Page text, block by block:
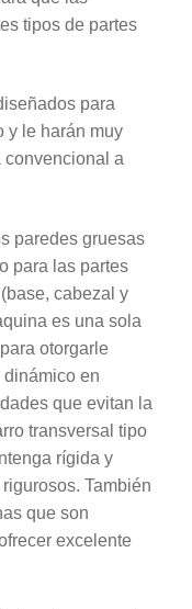
tipos de partes
para
y le harán muy
a
paredes gruesas
para las partes
cabezal y
es una sola
otorgarle
en
que evitan la
transversal tipo
rígida y
También
que son
excelente